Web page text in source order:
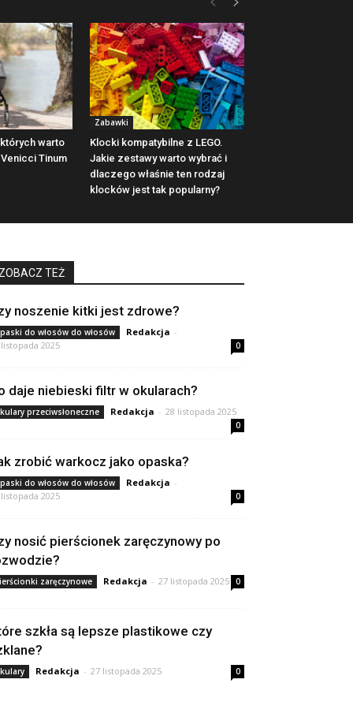
warto
Tinum
Zabawki
Klocki kompatybilne z LEGO.
Jakie zestawy warto wybrać i
dlaczego właśnie ten rodzaj
klocków jest tak popularny?
ZOBACZ TEŻ
noszenie kitki jest zdrowe?
do włosów do włosów Redakcja -
2025
0
daje niebieski filtr w okularach?
przeciwsłoneczne Redakcja - 28 listopada 2025
0
zrobić warkocz jako opaska?
do włosów do włosów Redakcja -
2025
0
nosić pierścionek zaręczynowy po
zaręczynowe Redakcja - 27 listopada 2025 0
szkła są lepsze plastikowe czy
Redakcja - 27 listopada 2025 0